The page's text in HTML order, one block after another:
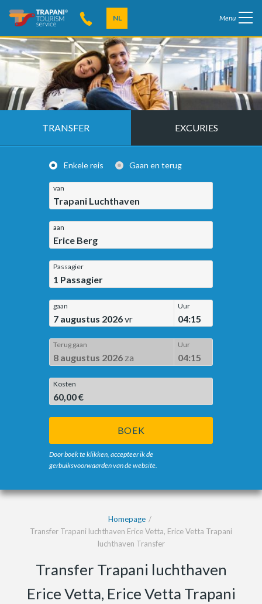
NL Menu
TRANSFER EXCURIES
Enkele reis Gaan en terug
van
Trapani Luchthaven
aan
Erice Berg
Passagier
1 Passagier
gaan
7 augustus 2026vr
Uur
04:15
Terug gaan
8 augustus 2026 za
Uur
04:15
Kosten
60,00 €
BOEK
Door boek te klikken, accepteer ik de
gerbuiksvoorwaarden van de website.
Homepage
Transfer Trapani luchthaven Erice Vetta, Erice Vetta Trapani
luchthaven Transfer
Transfer Trapani luchthaven
Erice Vetta, Erice Vetta Trapani